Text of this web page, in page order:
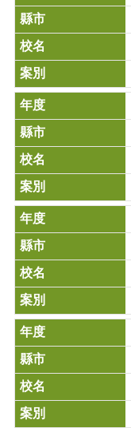
互
動
交
流
期
末
成
果
填
寫
減
碳
行
動
徵
件
專
區
✏️
計
畫
徵